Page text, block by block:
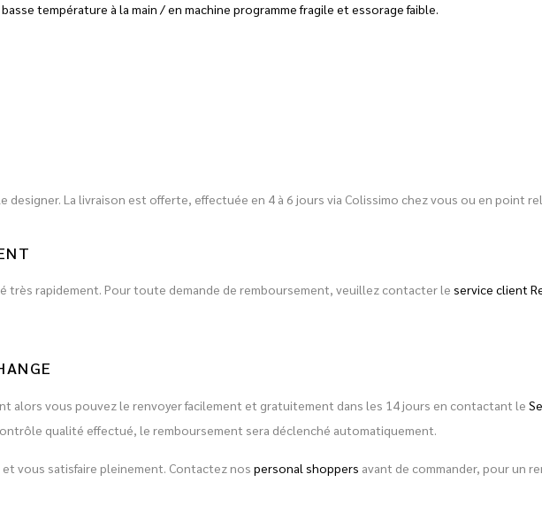
température à la main / en machine programme fragile et essorage faible.
designer. La livraison est offerte, effectuée en 4 à 6 jours via Colissimo chez vous ou en point
très rapidement. Pour toute demande de remboursement, veuillez contacter le service client
alors vous pouvez le renvoyer facilement et gratuitement dans les 14 jours en contactant le
qualité effectué, le remboursement sera déclenché automatiquement.
vous satisfaire pleinement. Contactez nos personal shoppers avant de commander, pour un